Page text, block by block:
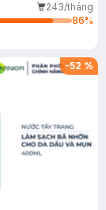
243/tháng
86%
-52 %